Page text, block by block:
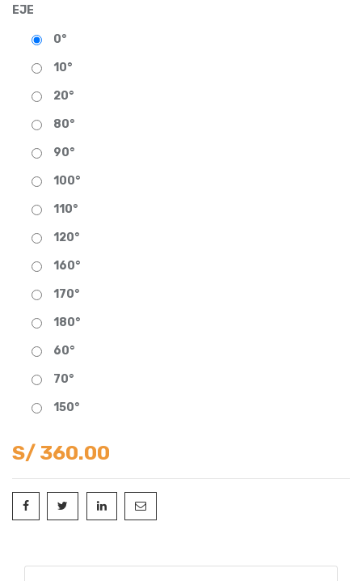
EJE
0°
10°
20°
80°
90°
100°
110°
120°
160°
170°
180°
60°
70°
150°
S/ 360.00